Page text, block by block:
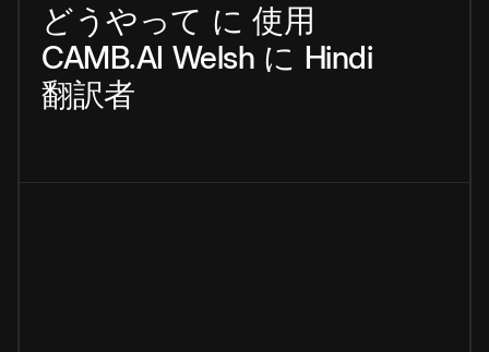
どうやって に 使用
CAMB.AI Welsh に Hindi
翻訳者